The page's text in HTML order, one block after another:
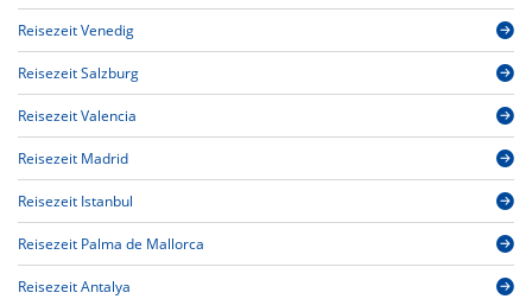
Reisezeit Venedig
Reisezeit Salzburg
Reisezeit Valencia
Reisezeit Madrid
Reisezeit Istanbul
Reisezeit Palma de Mallorca
Reisezeit Antalya